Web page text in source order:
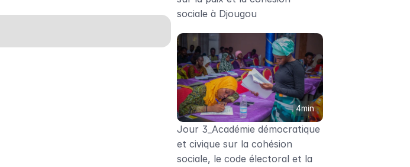
sociale à Djougou
4min
Jour 3_Académie démocratique
et civique sur la cohésion
sociale, le code électoral et la